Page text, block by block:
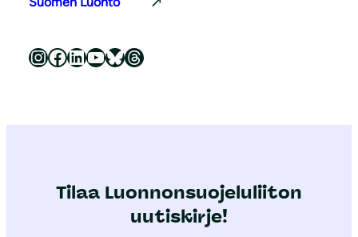
Luonnonsuojeluliitto Instagramissa Luonnonsuojeluliitto Facebookissa Luonnonsuojeluliitto LinkedInissä Luonnonsuojeluliiton YouTube-kanava Luonnonsuojeluliitto Blueskyssa Luonnonsuojeluliitto Threadsissa
Tilaa Luonnonsuojeluliiton
uutiskirje!